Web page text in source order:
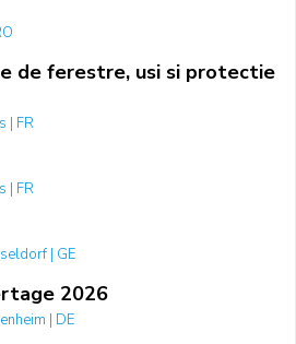
de ferestre, usi si protectie
| FR
| FR
| GE
2026
| DE